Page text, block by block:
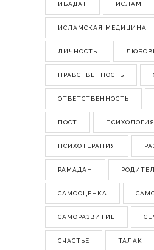
ИБАДАТ ИСЛАМ
ИСЛАМСКАЯ МЕДИЦИНА
ЛИЧНОСТЬ
НРАВСТВЕННОСТЬ
ОТВЕТСТВЕННОСТЬ
ПОСТ ПСИХОЛОГИЯ
ПСИХОТЕРАПИЯ
РАМАДАН
САМООЦЕНКА
САМОРАЗВИТИЕ
СЧАСТЬЕ ТАЛАК